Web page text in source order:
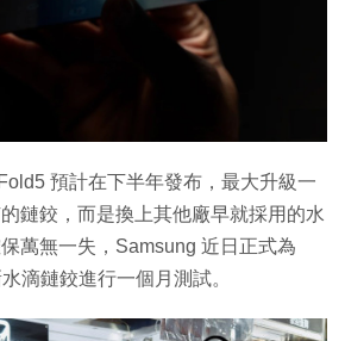
預計在下半年發布，最大升級一
鏈鉸，而是換上其他廠早就採用的水
萬無一失，Samsung 近日正式為
滴鏈鉸進行一個月測試。